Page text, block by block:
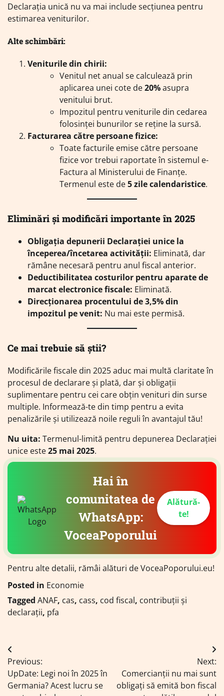
Declarația unică nu va mai include secțiunea pentru
estimarea veniturilor.
Alte schimbări:
Veniturile din chirii:
Venitul net anual se calculează prin
aplicarea unei cote de20%asupra
venitului brut.
Impozitul pentru veniturile din cedarea
folosinței bunurilor se reține la sursă.
Facturarea către persoane fizice:
Toate facturile emise către persoane
fizice vor trebui raportate în sistemul e-
Factura al Ministerului de Finanțe.
Termenul este de5 zile calendaristice.
Eliminări și modificări importante în 2025
Obligația depunerii Declarației unice la
începerea/încetarea activității: Eliminată, dar
rămâne necesară pentru anul fiscal anterior.
Deductibilitatea costurilor pentru aparate de
marcat electronice fiscale: Eliminată.
Direcționarea procentului de 3,5% din
impozitul pe venit: Nu mai este permisă.
Ce mai trebuie să știi?
Modificările fiscale din 2025 aduc mai multă claritate în
procesul de declarare și plată, dar și obligații
suplimentare pentru cei care obțin venituri din surse
multiple. Informează-te din timp pentru a evita
penalizările și utilizează noile reguli în avantajul tău!
Nu uita: Termenul-limită pentru depunerea Declarației
unice este25 mai 2025.
Hai în
comunitatea de
WhatsApp:
VoceaPoporului
Alătură-
te!
Pentru alte detalii, rămâi alături de VoceaPoporului.eu!
Posted in Economie
Tagged ANAF, cas, cass, cod fiscal, contribuții și
declarații, pfa
Navigare
în
articole
Previous:
UpDate: Legi noi în 2025 în
Germania? Acest lucru se
Next:
Comercianții nu mai sunt
obligați să emită bon fiscal